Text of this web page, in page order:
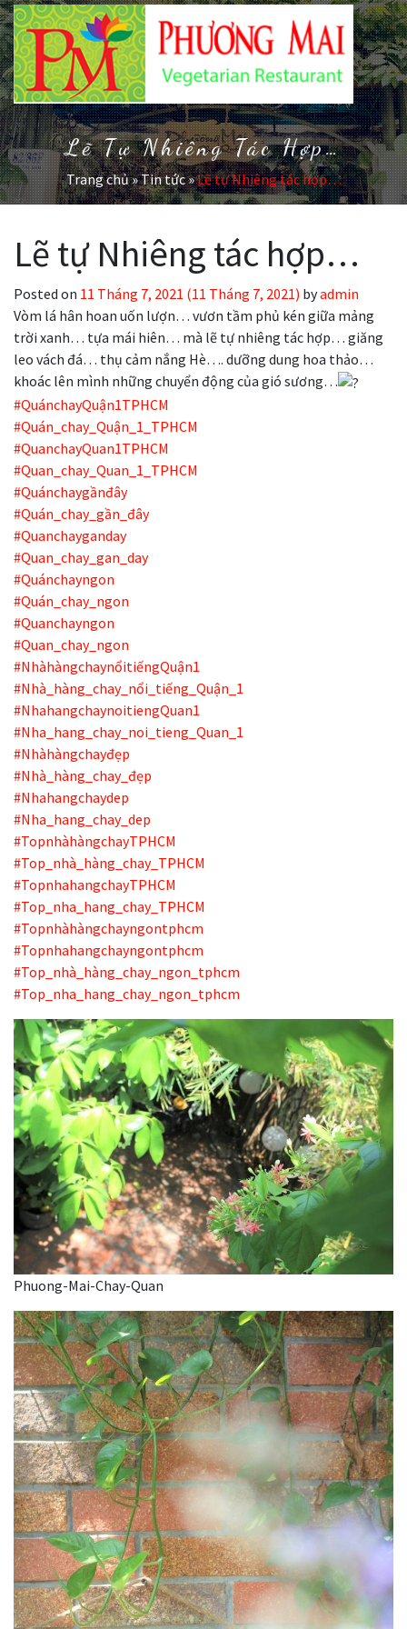
Lẽ Tự Nhiêng Tác Hợp…
Trang chủ»Tin tức»Lẽ tự Nhiêng tác hợp…
Lẽ tự Nhiêng tác hợp…
Posted on 11 Tháng 7, 2021 (11 Tháng 7, 2021) byadmin
Vòm lá hân hoan uốn lượn… vươn tầm phủ kén giữa mảng
trời xanh… tựa mái hiên… mà lẽ tự nhiêng tác hợp… giăng
leo vách đá… thụ cảm nắng Hè…. dưỡng dung hoa thảo…
khoác lên mình những chuyển động của gió sương…
#QuánchayQuận1TPHCM
#Quán_chay_Quận_1_TPHCM
#QuanchayQuan1TPHCM
#Quan_chay_Quan_1_TPHCM
#Quánchaygầnđây
#Quán_chay_gần_đây
#Quanchayganday
#Quan_chay_gan_day
#Quánchayngon
#Quán_chay_ngon
#Quanchayngon
#Quan_chay_ngon
#NhàhàngchaynổitiếngQuận1
#Nhà_hàng_chay_nổi_tiếng_Quận_1
#NhahangchaynoitiengQuan1
#Nha_hang_chay_noi_tieng_Quan_1
#Nhàhàngchayđẹp
#Nhà_hàng_chay_đẹp
#Nhahangchaydep
#Nha_hang_chay_dep
#TopnhàhàngchayTPHCM
#Top_nhà_hàng_chay_TPHCM
#TopnhahangchayTPHCM
#Top_nha_hang_chay_TPHCM
#Topnhàhàngchayngontphcm
#Topnhahangchayngontphcm
#Top_nhà_hàng_chay_ngon_tphcm
#Top_nha_hang_chay_ngon_tphcm
Phuong-Mai-Chay-Quan